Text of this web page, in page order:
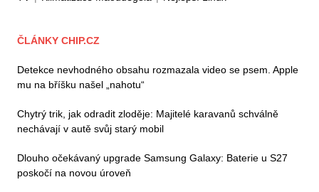
ČLÁNKY CHIP.CZ
Detekce nevhodného obsahu rozmazala video se psem. Apple
mu na bříšku našel „nahotu“
Chytrý trik, jak odradit zloděje: Majitelé karavanů schválně
nechávají v autě svůj starý mobil
Dlouho očekávaný upgrade Samsung Galaxy: Baterie u S27
poskočí na novou úroveň